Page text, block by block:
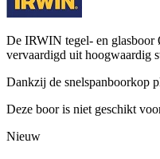
De IRWIN tegel- en glasboor
vervaardigd uit hoogwaardig
Dankzij de snelspanboorkop
Deze boor is niet geschikt
Nieuw